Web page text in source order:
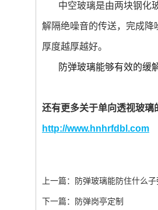
中空玻璃是由两块钢化玻
解隔绝噪音的传送，完成
厚度越厚越好。
防弹玻璃能够有效的缓
还有更多关于单向透视玻璃
http://www.hnhrfdbl.com
上一篇： 防弹玻璃能防住什么子
下一篇： 防弹岗亭定制